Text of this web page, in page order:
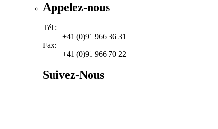
Appelez-nous
Tél.:
+41 (0)91 966 36 31
Fax:
+41 (0)91 966 70 22
Suivez-Nous